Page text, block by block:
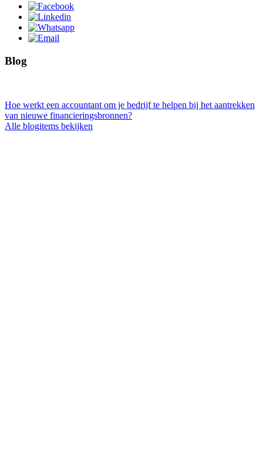
Blog
Hoe werkt een accountant om je bedrijf te helpen bij het aantrekken
van nieuwe financieringsbronnen?
Alle blogitems bekijken